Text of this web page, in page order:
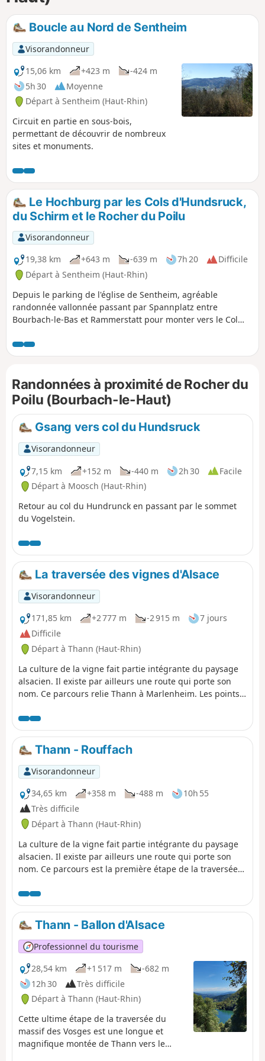
Boucle au Nord de Sentheim
Visorandonneur
15,06 km
+423 m
-424 m
5h 30
Moyenne
Départ à Sentheim (Haut-Rhin)
Circuit en partie en sous-bois,
permettant de découvrir de nombreux
sites et monuments.
Le Hochburg par les Cols d'Hundsruck,
du Schirm et le Rocher du Poilu
Visorandonneur
19,38 km
+643 m -639 m 7h 20
Difficile
Départ à Sentheim (Haut-Rhin)
Depuis le parking de l'église de Sentheim, agréable
randonnée vallonnée passant par Spannplatz entre
Bourbach-le-Bas et Rammerstatt pour monter vers le Col
vue sur le Jura suisse et les Alpes bernoises par beau
temps. Descente ensuite vers Bourbach-le-Haut, avec
pour profiter aussi de la vue magnifique malgré la forêt un
peu envahissante avant de revenir vers Sentheim par la
Chapelle des Mineurs et une partie du Sentier Géologique
et Hasenwald.
Randonnées à proximité de Rocher du
Poilu (Bourbach-le-Haut)
Gsang vers col du Hundsruck
Visorandonneur
7,15 km
+152 m -440 m 2h 30
Facile
Départ à Moosch (Haut-Rhin)
Retour au col du Hundrunck en passant par le sommet
du Vogelstein.
La traversée des vignes d'Alsace
Visorandonneur
171,85 km
+2 777 m -2 915 m
7 jours
Difficile
Départ à Thann (Haut-Rhin)
La culture de la vigne fait partie intégrante du paysage
alsacien. Il existe par ailleurs une route qui porte son
nom. Ce parcours relie Thann à Marlenheim. Les points
dehors des villages. Ces derniers sont très typiques, avec
de jolies maisons à colombages, et ont un charme
indéniable. Le patrimoine est lui aussi tout aussi bien
représenté.
Thann - Rouffach
Visorandonneur
34,65 km
+358 m -488 m
10h 55
Très difficile
Départ à Thann (Haut-Rhin)
La culture de la vigne fait partie intégrante du paysage
alsacien. Il existe par ailleurs une route qui porte son
nom. Ce parcours est la première étape de la traversée
points de vue sont très nombreux voire même
omniprésents après Guebwiller en dehors des villages.
Ces derniers sont très typiques avec de jolies maisons à
colombages et ont un charme indéniable. Le patrimoine
est lui aussi tout aussi bien représenté.
Thann - Ballon d'Alsace
Professionnel du tourisme
28,54 km
+1 517 m
-682 m
12h 30
Très difficile
Départ à Thann (Haut-Rhin)
Cette ultime étape de la traversée du
massif des Vosges est une longue et
magnifique montée de Thann vers le